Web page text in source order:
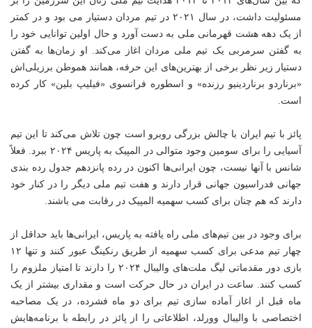
مسئولیت داشت، در سال ۲۰۲۱ در تیم مردان دستیار می بود و در کمتر
از یک دهه هشت قهرمانی ملی به دست آورد و حال اولین توانایی خود را
به گفتن سرمربی یک تیم ملی مردان اغاز می‌کند. او زمان‌ها به گفتن
دستیار زیر نظر برخی از بهترین‌های این حرفه، همانند هموطن برزیلی‌اش
«برناردو برناردینیو رزنده» و اسطوره فرانسوی «فیلیپ بلین» کار کرده
است.
پائز با تیم ایران با چالش بزرگی روبرو است چون تلاش می‌کند تا این تیم
آسیایی را برای سومین وجود متوالی در المپیک به پاریس ۲۰۲۴ ببرد. فعلاً
شانس با آنها نیست، چون ایرانی‌ها اکنون در رده پانزدهم جدول رده بندی
جهانی فدراسیون جهانی قرار دارند و هفت تیم ملی دیگر را در کنار خود
دارند که هم چنان برای کسب سهمیه المپیک در رقابت می باشند.
برای وجود در بین تیم‌های ملی راه یافته به پاریس، ایرانی‌ها باید حداقل از
چهار تیم مدعی برای کسب سهمیه از طریق رنکینگ عبور کنند و تنها ۱۲
بازی دور مقدماتی لیگ ملت‌های والیبال ۲۰۲۴ را دارند تا امتیاز ملزوم را
کسب کنند. ساعت در ایران در حال حرکت است و مقداری بیشتر از یک
ماه قبل از اغاز آماده سازی تیم برای دو ماه فشرده، در یک مصاحبه
اختصاصی با والیبال وورلد، اطلاعاتی را از پائز در رابطه با برنامه‌هایش